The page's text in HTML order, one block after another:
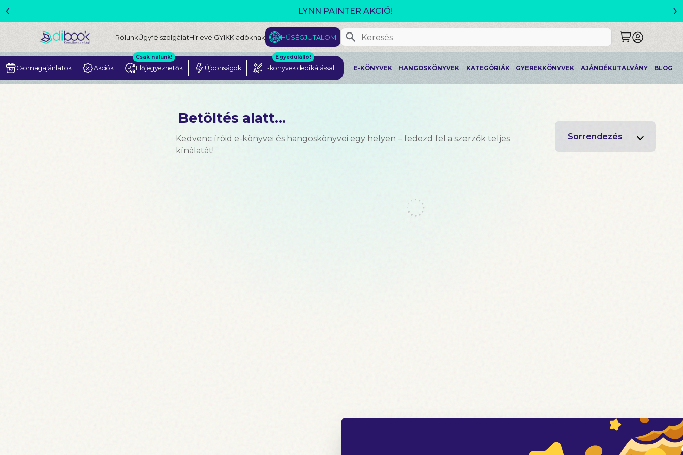
MEGJELENT! L. J. SHEN: LEGVADABB ÁLMAIMBAN SZERETLEK
‹ ›
RólunkÜgyfélszolgálatHírlevélGYIKKiadóknak HŰSÉGJUTALOM
Csomagajánlatok Akciók Előjegyezhetők
Csak nálunk!
Újdonságok E-könyvek dedikálással
Egyedülálló!
E-KÖNYVEK HANGOSKÖNYVEK KATEGÓRIÁK GYEREKKÖNYVEK AJÁNDÉKUTALVÁNY BLOG
Betöltés alatt...
Kedvenc íróid e-könyvei és hangoskönyvei egy helyen – fedezd fel a szerzők teljes
kínálatát!
Sorrendezés